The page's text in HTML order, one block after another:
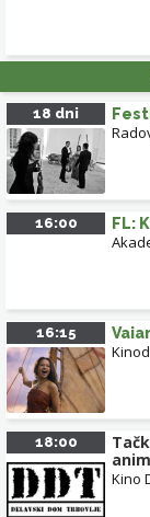
18 dni
16:00 FL:
16:15
18:00
Kino